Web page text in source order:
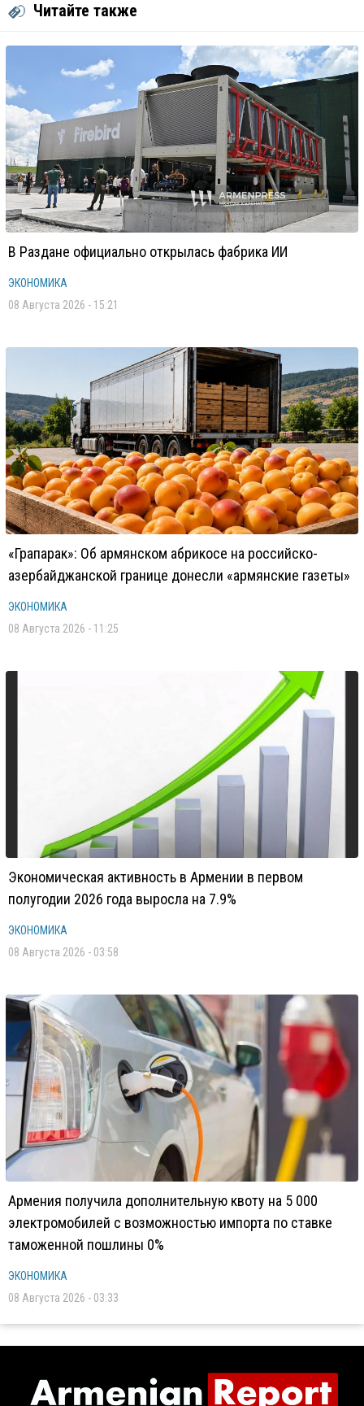
Читайте также
В Раздане официально открылась фабрика ИИ
ЭКОНОМИКА
08 Августа 2026 - 15:21
«Грапарак»: Об армянском абрикосе на российско-
азербайджанской границе донесли «армянские газеты»
ЭКОНОМИКА
08 Августа 2026 - 11:25
Экономическая активность в Армении в первом
полугодии 2026 года выросла на 7.9%
ЭКОНОМИКА
08 Августа 2026 - 03:58
Армения получила дополнительную квоту на 5 000
электромобилей с возможностью импорта по ставке
таможенной пошлины 0%
ЭКОНОМИКА
08 Августа 2026 - 03:33